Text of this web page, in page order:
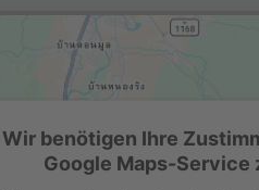
Wir benötigen Ihre
Google Maps-Service